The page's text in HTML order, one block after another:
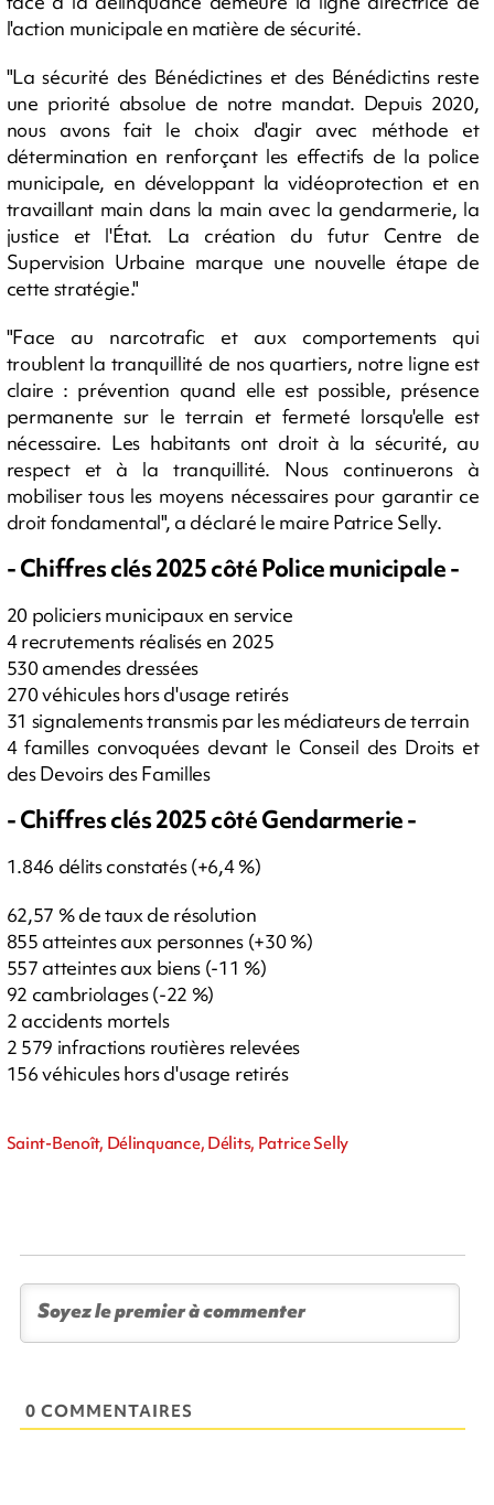
l'action municipale en matière de sécurité.
"La sécurité des Bénédictines et des Bénédictins reste
une priorité absolue de notre mandat. Depuis 2020,
nous avons fait le choix d'agir avec méthode et
détermination en renforçant les effectifs de la police
municipale, en développant la vidéoprotection et en
travaillant main dans la main avec la gendarmerie, la
justice et l'État. La création du futur Centre de
Supervision Urbaine marque une nouvelle étape de
cette stratégie."
"Face au narcotrafic et aux comportements qui
troublent la tranquillité de nos quartiers, notre ligne est
claire : prévention quand elle est possible, présence
permanente sur le terrain et fermeté lorsqu'elle est
nécessaire. Les habitants ont droit à la sécurité, au
respect et à la tranquillité. Nous continuerons à
mobiliser tous les moyens nécessaires pour garantir ce
droit fondamental", a déclaré le maire Patrice Selly.
- Chiffres clés 2025 côté Police municipale -
20 policiers municipaux en service
4 recrutements réalisés en 2025
530 amendes dressées
270 véhicules hors d'usage retirés
31 signalements transmis par les médiateurs de terrain
4 familles convoquées devant le Conseil des Droits et
des Devoirs des Familles
- Chiffres clés 2025 côté Gendarmerie -
1.846 délits constatés (+6,4 %)
62,57 % de taux de résolution
855 atteintes aux personnes (+30 %)
557 atteintes aux biens (-11 %)
92 cambriolages (-22 %)
2 accidents mortels
2 579 infractions routières relevées
156 véhicules hors d'usage retirés
Saint-Benoît, Délinquance, Délits, Patrice Selly
0 COMMENTAIRES